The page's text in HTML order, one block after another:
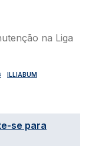
ILLIABUM
se para